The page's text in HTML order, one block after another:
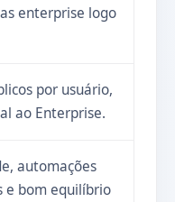
enterprise logo
por usuário,
ao Enterprise.
automações
e bom equilíbrio